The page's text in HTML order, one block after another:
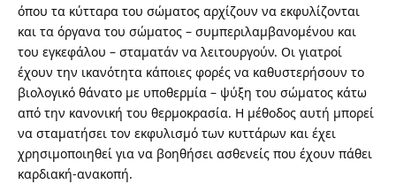
όπου τα κύτταρα του σώματος αρχίζουν να εκφυλίζονται
και τα όργανα του σώματος – συμπεριλαμβανομένου και
του εγκεφάλου – σταματάν να λειτουργούν. Οι γιατροί
έχουν την ικανότητα κάποιες φορές να καθυστερήσουν το
βιολογικό θάνατο με υποθερμία – ψύξη του σώματος κάτω
από την κανονική του θερμοκρασία. Η μέθοδος αυτή μπορεί
να σταματήσει τον εκφυλισμό των κυττάρων και έχει
χρησιμοποιηθεί για να βοηθήσει ασθενείς που έχουν πάθει
καρδιακή-ανακοπή.